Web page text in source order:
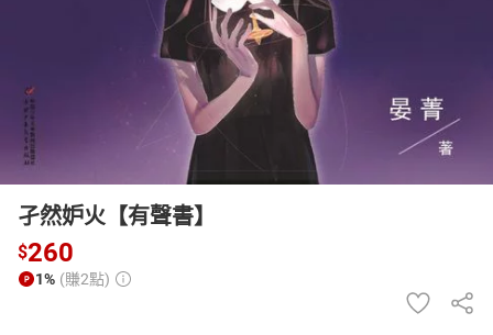
電子/紙本書
HOT
孑然妒火【有聲書】
$260
1% (賺2點)